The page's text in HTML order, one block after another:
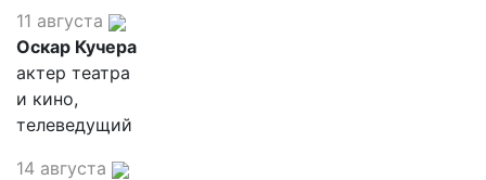
11 августа
Оскар Кучера
актер театра
и кино,
телеведущий
14 августа